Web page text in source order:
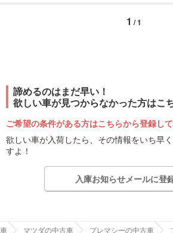
1 / 1
諦めるのはまだ早い！
欲しい車が見つからなかった方はこ
ご希望の条件がある方はこちらから登録して
欲しい車が入荷したら、その情報をいち早
すよ！
入庫お知らせメールに登
マツダの中古車 プレマシーの中古車